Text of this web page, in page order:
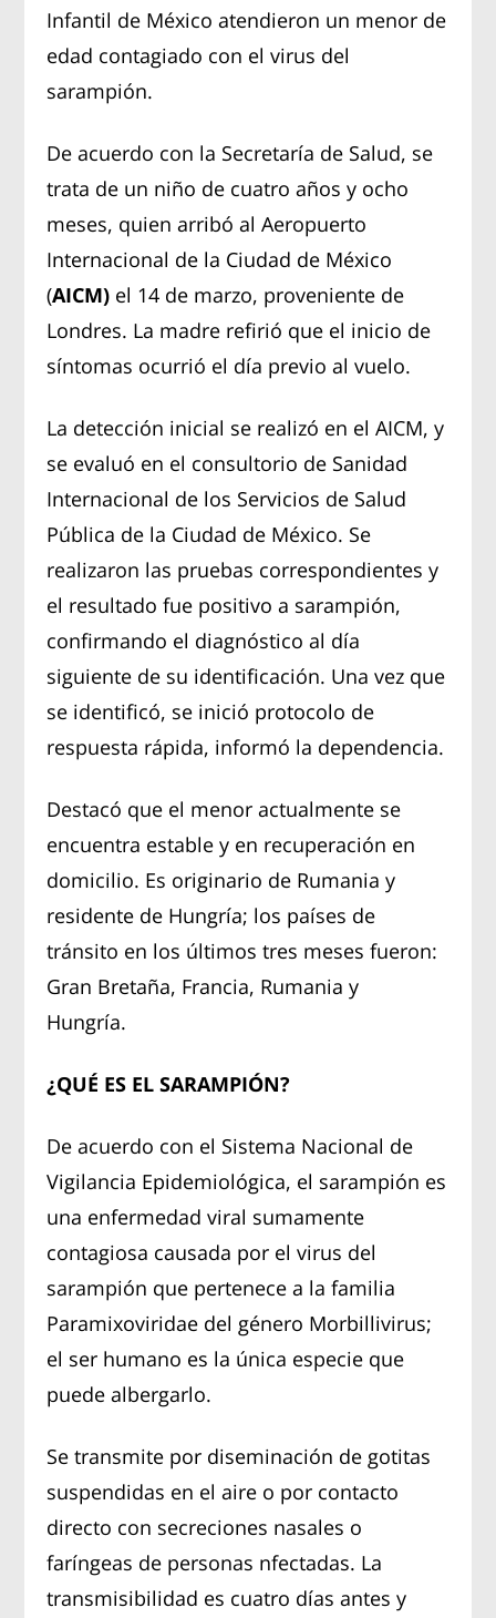
Infantil de México atendieron un menor de
edad contagiado con el virus del
sarampión.
De acuerdo con la Secretaría de Salud, se
trata de un niño de cuatro años y ocho
meses, quien arribó al Aeropuerto
Internacional de la Ciudad de México
(AICM) el 14 de marzo, proveniente de
Londres. La madre refirió que el inicio de
síntomas ocurrió el día previo al vuelo.
La detección inicial se realizó en el AICM, y
se evaluó en el consultorio de Sanidad
Internacional de los Servicios de Salud
Pública de la Ciudad de México. Se
realizaron las pruebas correspondientes y
el resultado fue positivo a sarampión,
confirmando el diagnóstico al día
siguiente de su identificación. Una vez que
se identificó, se inició protocolo de
respuesta rápida, informó la dependencia.
Destacó que el menor actualmente se
encuentra estable y en recuperación en
domicilio. Es originario de Rumania y
residente de Hungría; los países de
tránsito en los últimos tres meses fueron:
Gran Bretaña, Francia, Rumania y
Hungría.
¿QUÉ ES EL SARAMPIÓN?
De acuerdo con el Sistema Nacional de
Vigilancia Epidemiológica, el sarampión es
una enfermedad viral sumamente
contagiosa causada por el virus del
sarampión que pertenece a la familia
Paramixoviridae del género Morbillivirus;
el ser humano es la única especie que
puede albergarlo.
Se transmite por diseminación de gotitas
suspendidas en el aire o por contacto
directo con secreciones nasales o
faríngeas de personas nfectadas. La
transmisibilidad es cuatro días antes y